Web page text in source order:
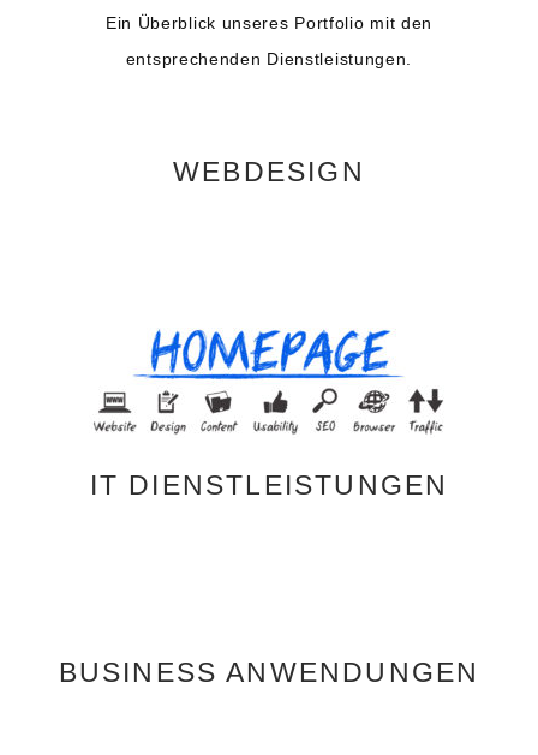
Ein Überblick unseres Portfolio mit den
entsprechenden Dienstleistungen.
WEBDESIGN
IT DIENSTLEISTUNGEN
BUSINESS ANWENDUNGEN